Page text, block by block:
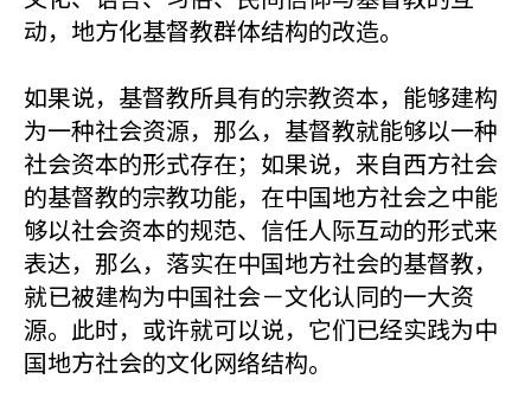
动，地方化基督教群体结构的改造。
如果说，基督教所具有的宗教资本，能够建构
为一种社会资源，那么，基督教就能够以一种
社会资本的形式存在；如果说，来自西方社会
的基督教的宗教功能，在中国地方社会之中能
够以社会资本的规范、信任人际互动的形式来
表达，那么，落实在中国地方社会的基督教，
就已被建构为中国社会－文化认同的一大资
源。此时，或许就可以说，它们已经实践为中
国地方社会的文化网络结构。